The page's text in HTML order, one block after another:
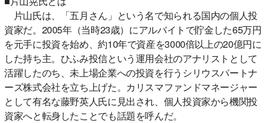
片山氏は、「五月さん」という名で知られる国内の個人投
資家だ。2005年（当時23歳）にアルバイトで貯金した65万円
を元手に投資を始め、約10年で資産を3000倍以上の20億円に
した持ち主。ひふみ投信という運用会社のアナリストとして
活躍したのち、未上場企業への投資を行うシリウスパートナ
ーズ株式会社を立ち上げた。カリスマファンドマネージャー
として有名な藤野英人氏に見出され、個人投資家から機関投
資家へと転身したことでも話題を呼んだ。